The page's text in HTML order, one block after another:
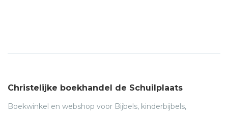
Christelijke boekhandel de Schuilplaats
Boekwinkel en webshop voor Bijbels, kinderbijbels,